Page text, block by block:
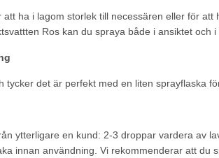
att ha i lagom storlek till necessären eller för
Ros kan du spraya både i ansiktet och
tycker det är perfekt med en liten sprayflaska
ytterligare en kund: 2-3 droppar vardera av
innan användning. Vi rekommenderar att du